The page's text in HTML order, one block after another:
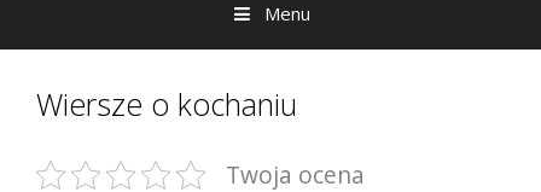
Menu
Wiersze o kochaniu
Twoja ocena